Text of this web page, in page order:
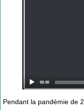
Current
00:00
Pendant la pandémie de